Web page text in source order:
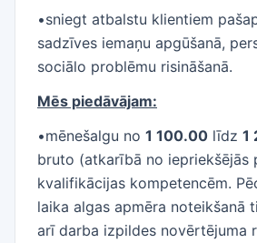
•sniegt atbalstu klientiem
sadzīves iemaņu apgūšanā,
sociālo problēmu risināšanā.
Mēs piedāvājam:
•mēnešalgu no 1 100.00 līdz 1
bruto (atkarībā no iepriekšējās
kvalifikācijas kompetencēm.
laika algas apmēra noteikšanā
arī darba izpildes novērtējuma